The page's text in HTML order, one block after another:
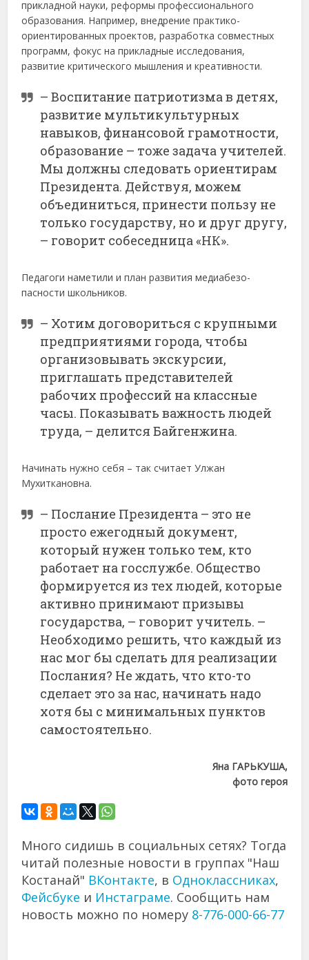
прикладной науки, реформы профессионального
образования. Например, внедрение практико-
ориентированных проектов, разработка совместных
программ, фокус на прикладные исследования,
развитие критического мышления и креативности.
– Воспитание патриотизма в детях,
развитие мультикультурных
навыков, финансовой грамотности,
образование – тоже задача учителей.
Мы должны следовать ориентирам
Президента. Действуя, можем
объединиться, принести пользу не
только государству, но и друг другу,
– говорит собеседница «НК».
Педагоги наметили и план развития медиа­безо­
пасности школьников.
– Хотим договориться с крупными
предприятиями города, чтобы
организовывать экскурсии,
приглашать представителей
рабочих профессий на классные
часы. Показывать важность людей
труда, – делится Байгенжина.
Начинать нужно себя – так считает Улжан
Мухиткановна.
– Послание Президента – это не
просто ежегодный документ,
который нужен только тем, кто
работает на госслужбе. Общество
формируется из тех людей, которые
активно принимают призывы
государства, – говорит учитель. –
Необходимо решить, что каждый из
нас мог бы сделать для реализации
Послания? Не ждать, что кто-то
сделает это за нас, начинать надо
хотя бы с минимальных пунктов
самостоятельно.
Яна ГАРЬКУША,
фото героя
Много сидишь в социальных сетях? Тогда
читай полезные новости в группах "Наш
Костанай" ВКонтакте, в Одноклассниках,
Фейсбуке и Инстаграме. Сообщить нам
новость можно по номеру 8-776-000-66-77